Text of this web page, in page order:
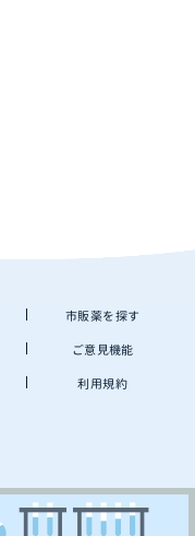
市販薬を探す
ご意見機能
利用規約